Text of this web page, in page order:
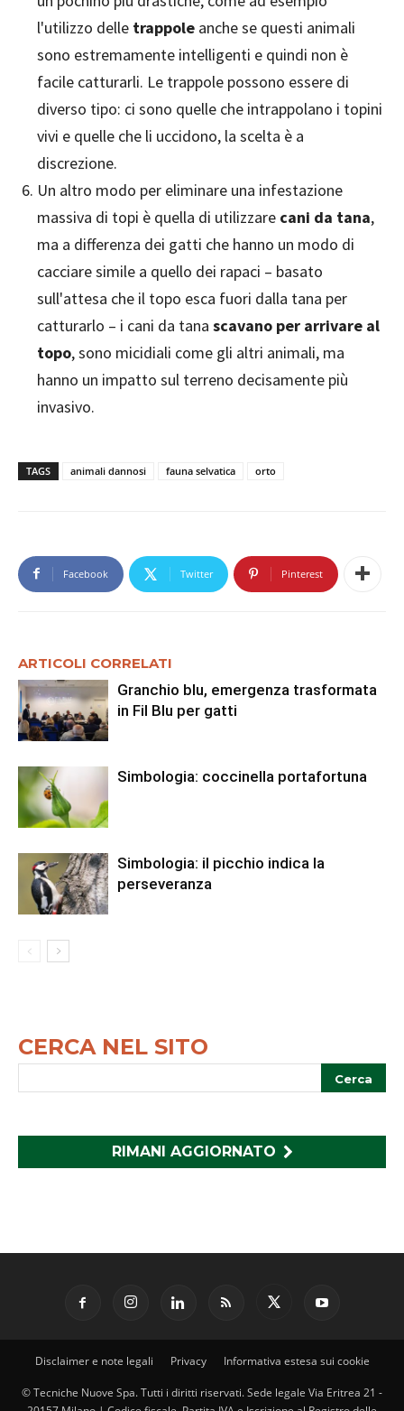
l'utilizzo delle trappole anche se questi animali
sono estremamente intelligenti e quindi non è
facile catturarli. Le trappole possono essere di
diverso tipo: ci sono quelle che intrappolano i topini
vivi e quelle che li uccidono, la scelta è a
discrezione.
Un altro modo per eliminare una infestazione
massiva di topi è quella di utilizzare cani da tana,
ma a differenza dei gatti che hanno un modo di
cacciare simile a quello dei rapaci – basato
sull'attesa che il topo esca fuori dalla tana per
catturarlo – i cani da tana scavano per arrivare al
topo, sono micidiali come gli altri animali, ma
hanno un impatto sul terreno decisamente più
invasivo.
TAGS animali dannosi fauna selvatica orto
Facebook Twitter Pinterest
ARTICOLI CORRELATI
Granchio blu, emergenza trasformata
in Fil Blu per gatti
Simbologia: coccinella portafortuna
Simbologia: il picchio indica la
perseveranza
CERCA NEL SITO
RIMANI AGGIORNATO
Disclaimer e note legali Privacy Informativa estesa sui cookie
© Tecniche Nuove Spa. Tutti i diritti riservati. Sede legale Via Eritrea 21 -